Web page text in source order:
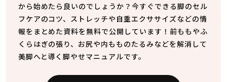
から始めたら良いのでしょうか？今すぐできる脚のセル
フケアのコツ、ストレッチや自重エクササイズなどの情
報をまとめた資料を無料で公開しています！前ももやふ
くらはぎの張り、お尻や内もものたるみなどを解消して
美脚へと導く脚やせマニュアルです。